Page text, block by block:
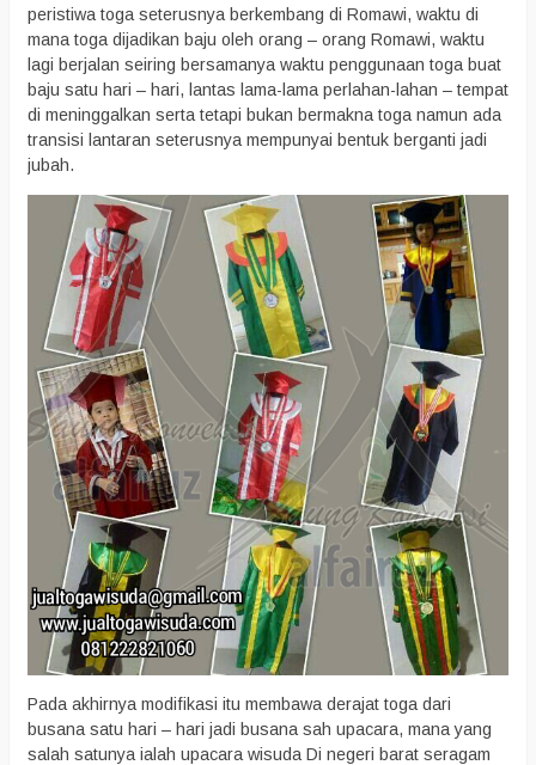
peristiwa toga seterusnya berkembang di Romawi, waktu di
mana toga dijadikan baju oleh orang – orang Romawi, waktu
lagi berjalan seiring bersamanya waktu penggunaan toga buat
baju satu hari – hari, lantas lama-lama perlahan-lahan – tempat
di meninggalkan serta tetapi bukan bermakna toga namun ada
transisi lantaran seterusnya mempunyai bentuk berganti jadi
jubah.
Pada akhirnya modifikasi itu membawa derajat toga dari
busana satu hari – hari jadi busana sah upacara, mana yang
salah satunya ialah upacara wisuda Di negeri barat seragam